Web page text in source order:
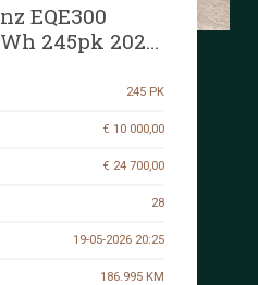
EQE300
245pk 2024
245 PK
€ 10 000,00
€ 24 700,00
28
19-05-2026 20:25
186.995 KM